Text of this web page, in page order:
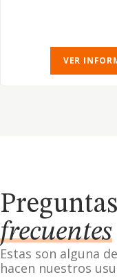
VER
Preguntas
frecuentes
Estas son alguna
hacen nuestros